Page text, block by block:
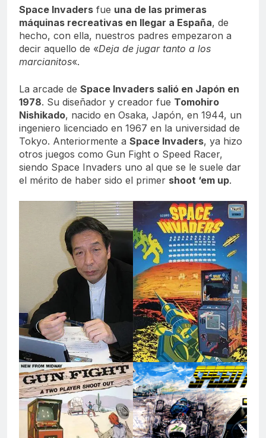
Space Invaders fue una de las primeras
máquinas recreativas en llegar a España, de
hecho, con ella, nuestros padres empezaron a
decir aquello de «Deja de jugar tanto a los
marcianitos«.
La arcade de Space Invaders salió en Japón en
1978. Su diseñador y creador fue Tomohiro
Nishikado, nacido en Osaka, Japón, en 1944, un
ingeniero licenciado en 1967 en la universidad de
Tokyo. Anteriormente a Space Invaders, ya hizo
otros juegos como Gun Fight o Speed Racer,
siendo Space Invaders uno al que se le suele dar
el mérito de haber sido el primer shoot ‘em up.